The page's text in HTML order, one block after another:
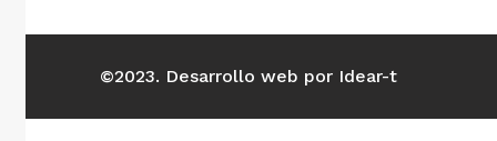
©2023. Desarrollo web por Idear-t